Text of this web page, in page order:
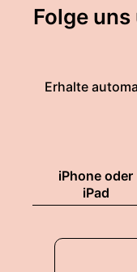
Folge
Erhalte
iPhone oder
iPad